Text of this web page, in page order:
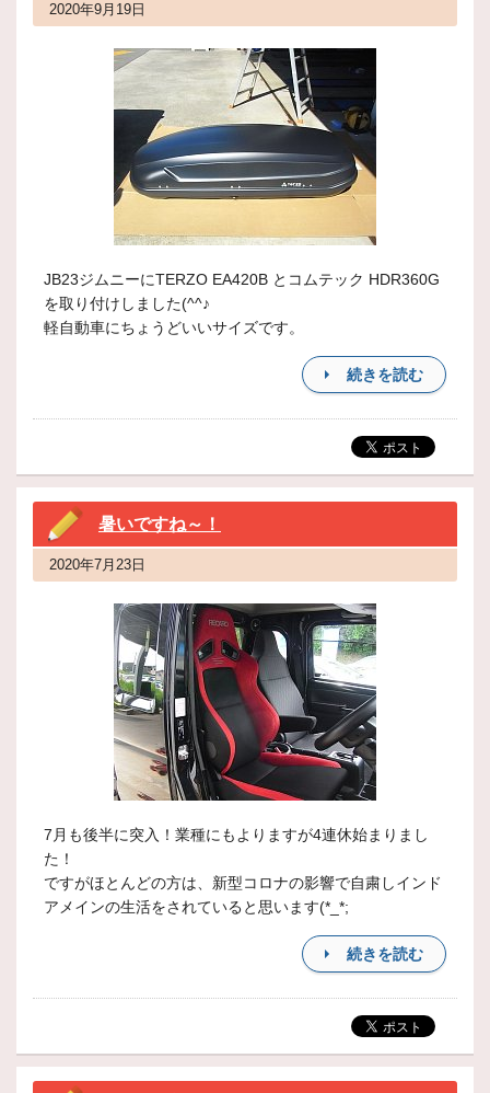
2020年9月19日
JB23ジムニーにTERZO EA420B とコムテック HDR360G
を取り付けしました(^^♪
軽自動車にちょうどいいサイズです。
続きを読む
暑いですね～！
2020年7月23日
7月も後半に突入！業種にもよりますが4連休始まりまし
た！
ですがほとんどの方は、新型コロナの影響で自粛しインド
アメインの生活をされていると思います(*_*;
続きを読む